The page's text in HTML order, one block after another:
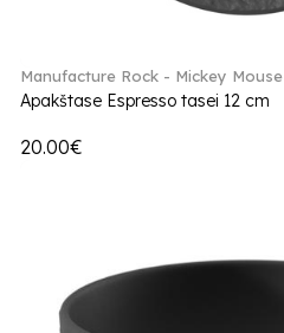
Manufacture Rock - Mickey Mouse
Apakštase Espresso tasei 12 cm
20.00€